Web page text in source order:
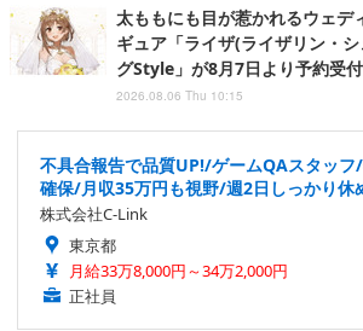
太ももにも目が惹かれるウェデ
ギュア「ライザ(ライザリン・
グStyle」が8月7日より予約受
2026.08.06 Thu 10:15
不具合報告で品質UP!/ゲームQAスタッ
確保/月収35万円も視野/週2日しっかり休
株式会社C-Link
東京都
月給33万8,000円～34万2,000円
正社員